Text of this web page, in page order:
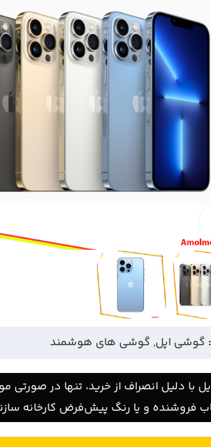
گوشی اپل, گوشی های هوشمند
با دلیل انصراف از خرید، تنها در
فروشنده و یا رنگ پیش‌فرض کارخانه